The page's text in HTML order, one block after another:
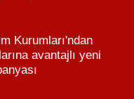
Kurumları'ndan
avantajlı yeni